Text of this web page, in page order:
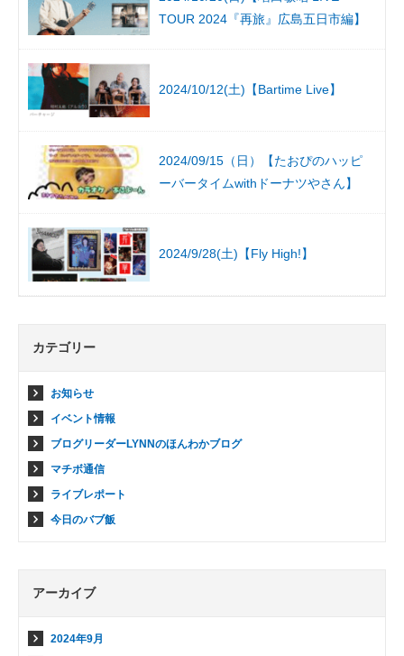
TOUR 2024『再旅』広島五日市編】
2024/10/12(土)【Bartime Live】
2024/09/15（日）【たおぴのハッピ
ーバータイムwithドーナツやさん】
2024/9/28(土)【Fly High!】
カテゴリー
お知らせ
イベント情報
ブログリーダーLYNNのほんわかブログ
マチボ通信
ライブレポート
今日のバブ飯
アーカイブ
2024年9月